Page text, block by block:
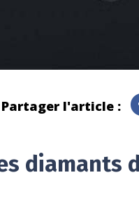
Partager l'article :
diamants